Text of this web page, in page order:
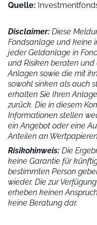
Quelle:
Disclaimer: Diese
Fondsanlage und keine
jeder Geldanlage in
und Risiken beraten
Anlagen sowie die mit
sowohl sinken als auch
erhalten Sie Ihren
zurück. Die in diesem
Informationen stellen
ein Angebot oder eine
Anteilen an
Risikohinweis: Die
keine Garantie für
bestimmten Person
wieder. Die zur
erheben keinen
keine Beratung dar.